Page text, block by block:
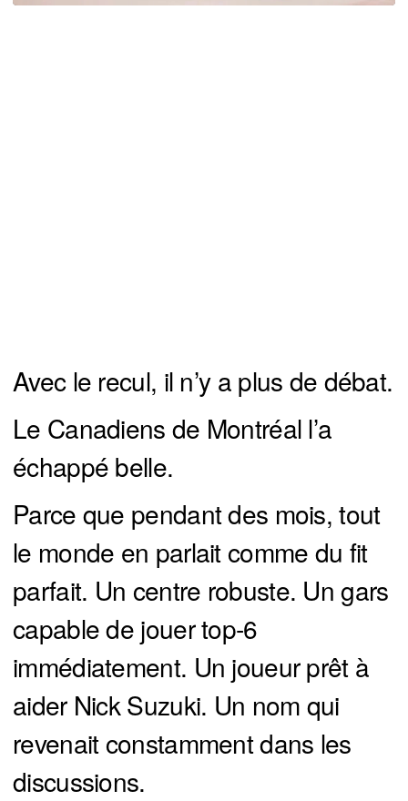
Avec le recul, il n’y a plus de débat.
Le Canadiens de Montréal l’a
échappé belle.
Parce que pendant des mois, tout
le monde en parlait comme du fit
parfait. Un centre robuste. Un gars
capable de jouer top-6
immédiatement. Un joueur prêt à
aider Nick Suzuki. Un nom qui
revenait constamment dans les
discussions.